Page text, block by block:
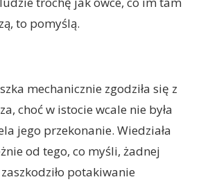
to pomyślą.
mechanicznie zgodziła się z
choć w istocie wcale nie była
jego przekonanie. Wiedziała
od tego, co myśli, żadnej
potakiwanie